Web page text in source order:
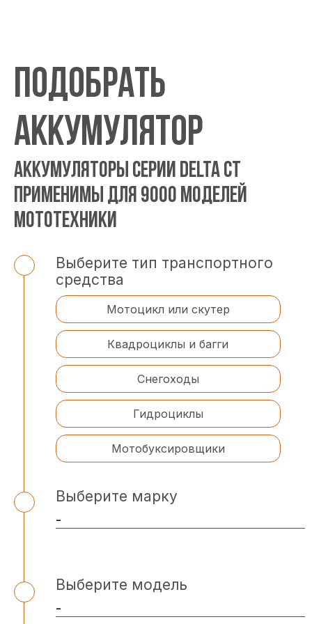
ПОДОБРАТЬ
АККУМУЛЯТОР
АККУМУЛЯТОРЫ СЕРИИ DELTA CT
ПРИМЕНИМЫ ДЛЯ 9000 МОДЕЛЕЙ
МОТОТЕХНИКИ
Выберите тип транспортного
средства
Мотоцикл или скутер
Квадроциклы и багги
Снегоходы
Гидроциклы
Мотобуксировщики
Выберите марку
Выберите модель